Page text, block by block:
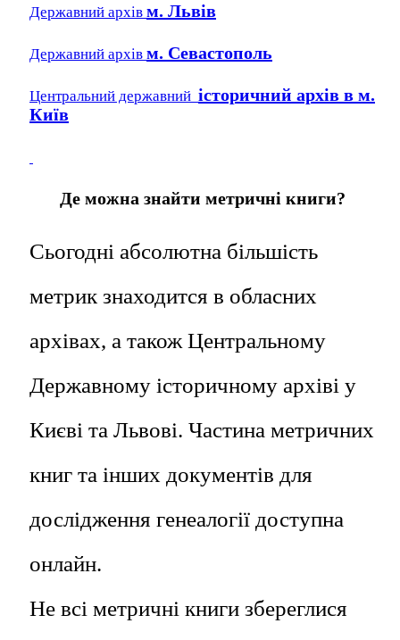
Державний архів м. Львів
Державний архів м. Севастополь
Центральний державний історичний архів в м.
Київ
Де можна знайти метричні книги?
Сьогодні абсолютна більшість
метрик знаходится в обласних
архівах, а також Центральному
Державному історичному архіві у
Києві та Львові. Частина метричних
книг та інших документів для
дослідження генеалогії доступна
онлайн.
Не всі метричні книги збереглися